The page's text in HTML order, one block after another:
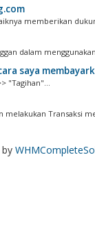
memberikan
dalam
saya
"Tagihan"...
melakukan Transaksi